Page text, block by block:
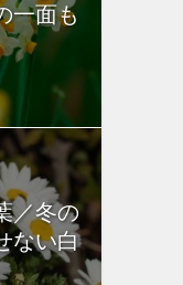
一面も
／冬の
ない白